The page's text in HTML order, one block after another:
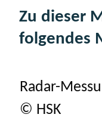
Zu dieser
folgendes
Radar-
© HSK